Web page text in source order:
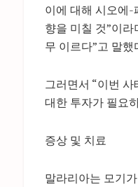
이에 대해 시오에-
향을 미칠 것”이
무 이르다”고 말했
그러면서 “이번
대한 투자가 필요
증상 및 치료
말라리아는 모기